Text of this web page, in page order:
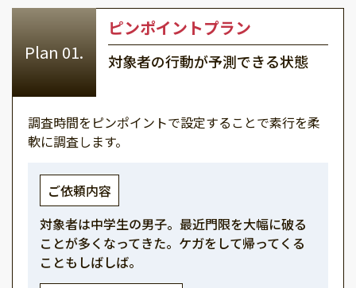
ピンポイントプラン
対象者の行動が予測できる状態
調査時間をピンポイントで設定することで素行を柔
軟に調査します。
ご依頼内容
対象者は中学生の男子。最近門限を大幅に破る
ことが多くなってきた。ケガをして帰ってくる
こともしばしば。